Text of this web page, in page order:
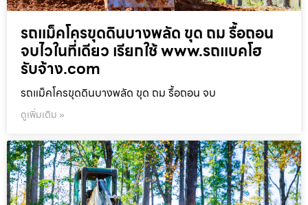
รถแม็คโครขุดดินบางพลัด ขุด ถม รื้อถอน
จบไวในที่เดียว เรียกใช้ www.รถแบคโฮ
รับจ้าง.com
รถแม็คโครขุดดินบางพลัด ขุด ถม รื้อถอน จบ
ดูเพิ่มเติม »